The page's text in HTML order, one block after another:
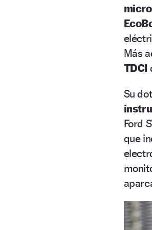
Más
TDCI
Su
Ford
que